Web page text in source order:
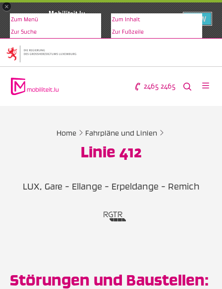
×
Mobiliteit.lu
VIEW
Zum Menü Zum Inhalt
Zur Suche Zur Fußzeile
2465 2465
Home Fahrpläne und Linien
Linie 412
LUX, Gare - Ellange - Erpeldange - Remich
Störungen und Baustellen: